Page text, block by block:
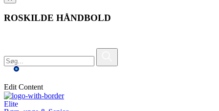
ROSKILDE HÅNDBOLD
Edit Content
Elite